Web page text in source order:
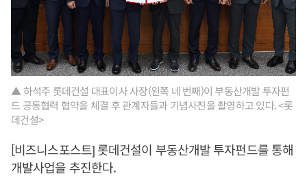
▲ 하석주 롯데건설 대표이사 사장(왼쪽 네 번째)이 부동산개발 투자펀
드 공동협력 협약을 체결 후 관계자들과 기념사진을 촬영하고 있다. <롯
데건설>
[비즈니스포스트] 롯데건설이 부동산개발 투자펀드를 통해
개발사업을 추진한다.